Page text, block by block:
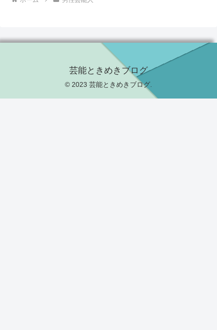
芸能ときめきブログ
© 2023 芸能ときめきブログ.